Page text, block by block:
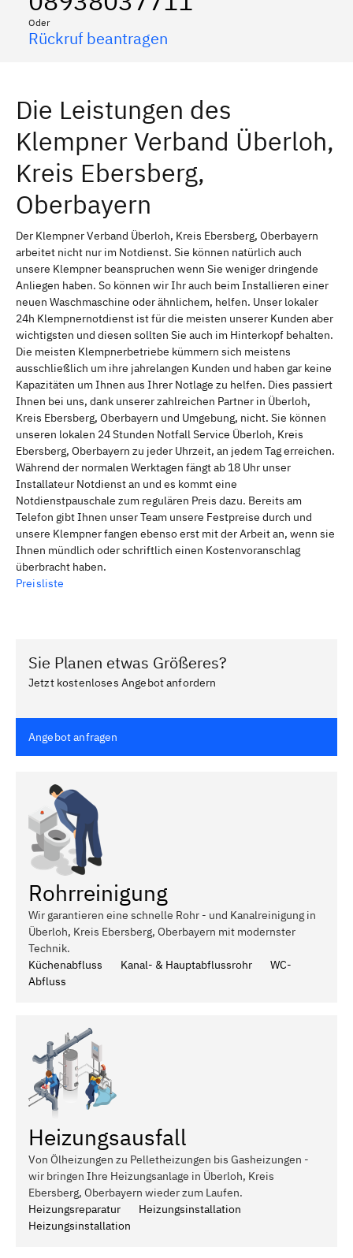
Oder
Rückruf beantragen
Die Leistungen des
Klempner Verband Überloh,
Kreis Ebersberg,
Oberbayern
Der Klempner Verband Überloh, Kreis Ebersberg, Oberbayern
arbeitet nicht nur im Notdienst. Sie können natürlich auch
unsere Klempner beanspruchen wenn Sie weniger dringende
Anliegen haben. So können wir Ihr auch beim Installieren einer
neuen Waschmaschine oder ähnlichem, helfen. Unser lokaler
24h Klempnernotdienst ist für die meisten unserer Kunden aber
wichtigsten und diesen sollten Sie auch im Hinterkopf behalten.
Die meisten Klempnerbetriebe kümmern sich meistens
ausschließlich um ihre jahrelangen Kunden und haben gar keine
Kapazitäten um Ihnen aus Ihrer Notlage zu helfen. Dies passiert
Ihnen bei uns, dank unserer zahlreichen Partner in Überloh,
Kreis Ebersberg, Oberbayern und Umgebung, nicht. Sie können
unseren lokalen 24 Stunden Notfall Service Überloh, Kreis
Ebersberg, Oberbayern zu jeder Uhrzeit, an jedem Tag erreichen.
Während der normalen Werktagen fängt ab 18 Uhr unser
Installateur Notdienst an und es kommt eine
Notdienstpauschale zum regulären Preis dazu. Bereits am
Telefon gibt Ihnen unser Team unsere Festpreise durch und
unsere Klempner fangen ebenso erst mit der Arbeit an, wenn sie
Ihnen mündlich oder schriftlich einen Kostenvoranschlag
überbracht haben.
Preisliste
Sie Planen etwas Größeres?
Jetzt kostenloses Angebot anfordern
Angebot anfragen
Rohrreinigung
Wir garantieren eine schnelle Rohr - und Kanalreinigung in
Überloh, Kreis Ebersberg, Oberbayern mit modernster
Technik.
Küchenabfluss
Kanal- & Hauptabflussrohr
WC-
Abfluss
Heizungsausfall
Von Ölheizungen zu Pelletheizungen bis Gasheizungen -
wir bringen Ihre Heizungsanlage in Überloh, Kreis
Ebersberg, Oberbayern wieder zum Laufen.
Heizungsreparatur
Heizungsinstallation
Heizungsinstallation